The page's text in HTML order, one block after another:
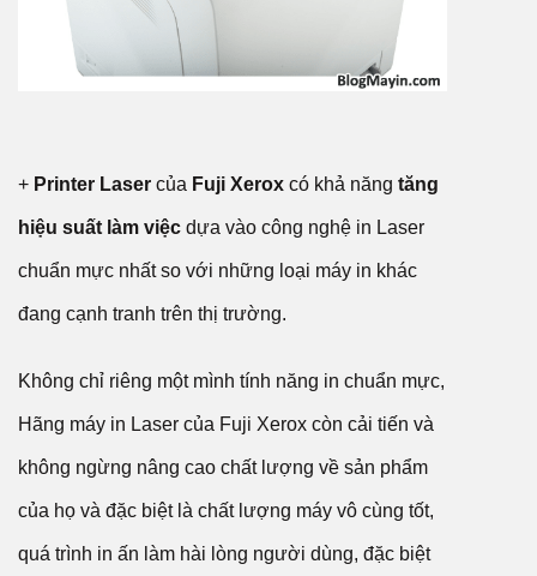
+ Printer Laser của Fuji Xerox có khả năng tăng
hiệu suất làm việc dựa vào công nghệ in Laser
chuẩn mực nhất so với những loại máy in khác
đang cạnh tranh trên thị trường.
Không chỉ riêng một mình tính năng in chuẩn mực,
Hãng máy in Laser của Fuji Xerox còn cải tiến và
không ngừng nâng cao chất lượng về sản phẩm
của họ và đặc biệt là chất lượng máy vô cùng tốt,
quá trình in ấn làm hài lòng người dùng, đặc biệt